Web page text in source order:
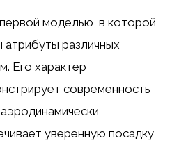
моделью, в которой
атрибуты различных
Его характер
современность
уверенную посадку